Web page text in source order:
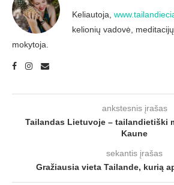
Keliautoja,
kelionių vadovė,
mokytoja.
ankstesnis įrašas
Tailandas Lietuvoje – tailandietiški
Kaune
sekantis įrašas
Gražiausia vieta Tailande, kurią